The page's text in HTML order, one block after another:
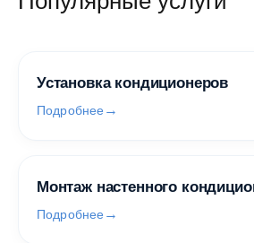
Установка кондиционеров
Подробнее
Монтаж настенного
Подробнее